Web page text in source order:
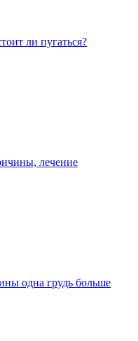
ли пугаться?
лечение
одна грудь больше